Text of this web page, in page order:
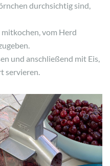
durchsichtig sind,
vom Herd
und anschließend mit Eis,
servieren.